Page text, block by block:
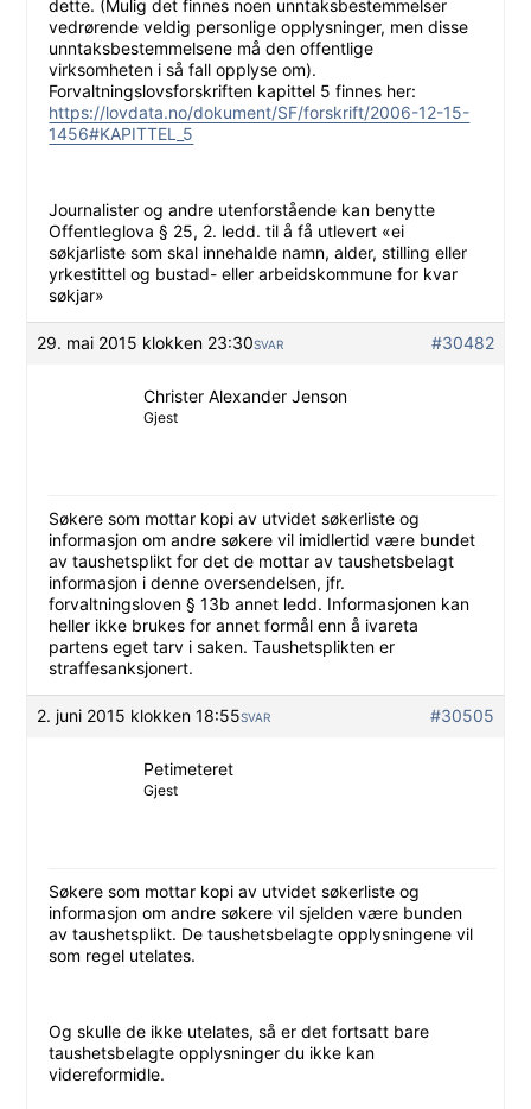
dette. (Mulig det finnes noen unntaksbestemmelser
vedrørende veldig personlige opplysninger, men disse
unntaksbestemmelsene må den offentlige
virksomheten i så fall opplyse om).
Forvaltningslovsforskriften kapittel 5 finnes her:
https://lovdata.no/dokument/SF/forskrift/2006-12-15-
1456#KAPITTEL_5
Journalister og andre utenforstående kan benytte
Offentleglova § 25, 2. ledd. til å få utlevert «ei
søkjarliste som skal innehalde namn, alder, stilling eller
yrkestittel og bustad- eller arbeidskommune for kvar
søkjar»
29. mai 2015 klokken 23:30 #30482
SVAR
Christer Alexander Jenson
Gjest
Søkere som mottar kopi av utvidet søkerliste og
informasjon om andre søkere vil imidlertid være bundet
av taushetsplikt for det de mottar av taushetsbelagt
informasjon i denne oversendelsen, jfr.
forvaltningsloven § 13b annet ledd. Informasjonen kan
heller ikke brukes for annet formål enn å ivareta
partens eget tarv i saken. Taushetsplikten er
straffesanksjonert.
2. juni 2015 klokken 18:55 #30505
SVAR
Petimeteret
Gjest
Søkere som mottar kopi av utvidet søkerliste og
informasjon om andre søkere vil sjelden være bunden
av taushetsplikt. De taushetsbelagte opplysningene vil
som regel utelates.
Og skulle de ikke utelates, så er det fortsatt bare
taushetsbelagte opplysninger du ikke kan
videreformidle.